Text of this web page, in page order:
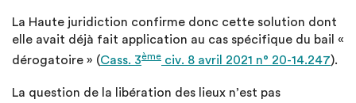
La Haute juridiction confirme donc cette solution dont
elle avait déjà fait application au cas spécifique du bail «
dérogatoire » (Cass. 3ème civ. 8 avril 2021 n° 20-14.247).
La question de la libération des lieux n’est pas